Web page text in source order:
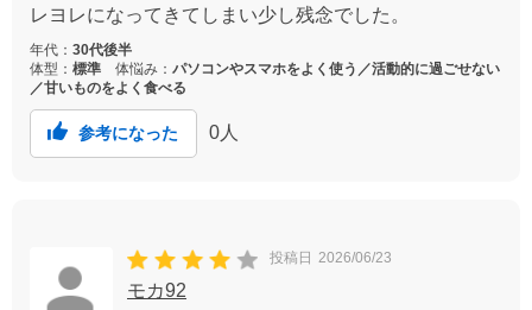
レヨレになってきてしまい少し残念でした。
年代： 30代後半
体型： 標準 体悩み： パソコンやスマホをよく使う／活動的に過ごせない
／甘いものをよく食べる
参考になった 0 人
投稿日 2026/06/23
モカ92